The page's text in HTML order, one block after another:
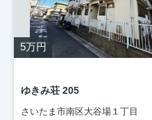
5万円
ゆきみ荘 205
さいたま市南区大谷場１丁目